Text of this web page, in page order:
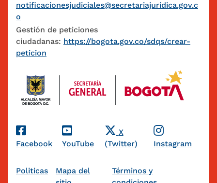
notificacionesjudiciales@secretariajuridica.gov.c
o
Gestión de peticiones
ciudadanas: https://bogota.gov.co/sdqs/crear-
peticion
Redes Sociales
Facebook YouTube
X
(Twitter)
Instagram
Pie de página
Politicas
Mapa del
Términos y